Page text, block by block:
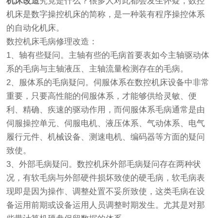
机床是数字操控机床的简称，是一种装有程序操控体系
的自动化机床。
数控机床毛病修理改造：
1、轴有些疑问。主轴有些的毛病首要表如今主轴驱动体
系的毛病与主轴液压、主轴流量检测存在的毛病。
2、服体系的毛病疑问。伺服体系在数控机床设备中非常
重要，只要高性能的伺服体系，才能够供给灵敏、便
利、精确、疾速的驱动作用，而伺服体系毛病通常是由
伺服操控单元、伺服电机、液压体系、气动体系、电气
履行元件、机械设备、测速电机、编码器等方面的疑问
致使。
3、外部毛病疑问。数控机床外部毛病疑问存在两种状
况，有软毛病与外部硬件损坏致使的硬毛病，软毛病表
现即是因为操作、调整处置不妥所致使，这类毛病在设
备运用前期或设备运用人员调整时期发生。尤其是对那